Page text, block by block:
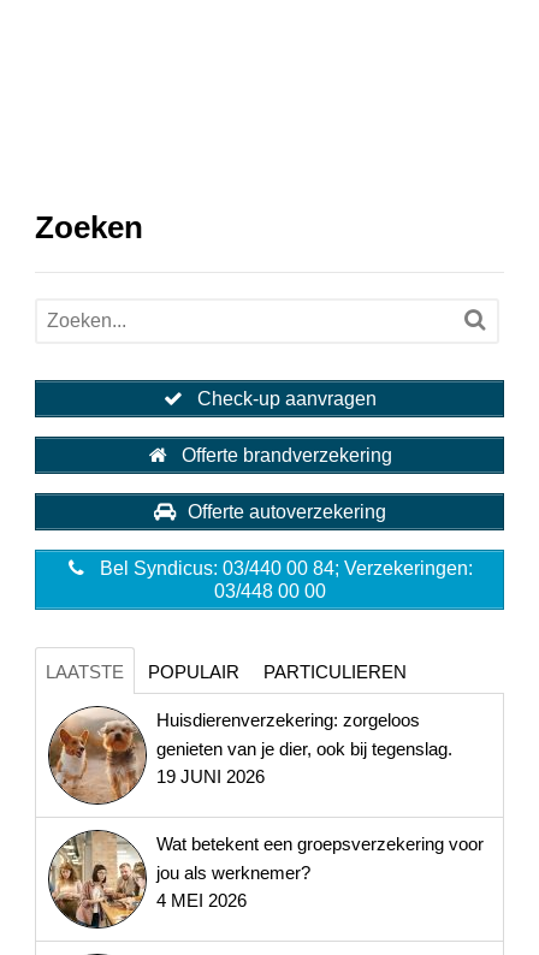
Zoeken
Check-up aanvragen
Offerte brandverzekering
Offerte autoverzekering
Bel Syndicus: 03/440 00 84; Verzekeringen:
03/448 00 00
LAATSTE POPULAIR PARTICULIEREN
Huisdierenverzekering: zorgeloos
genieten van je dier, ook bij tegenslag.
19 JUNI 2026
Wat betekent een groepsverzekering voor
jou als werknemer?
4 MEI 2026